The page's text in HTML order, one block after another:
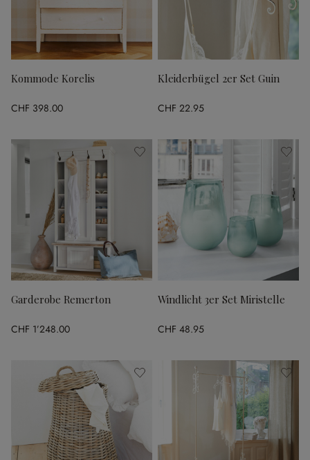
Kommode Korelis
CHF 398.00
Kleiderbügel 2er Set Guin
CHF 22.95
Garderobe Remerton
CHF 1’248.00
Windlicht 3er Set Miristelle
CHF 48.95